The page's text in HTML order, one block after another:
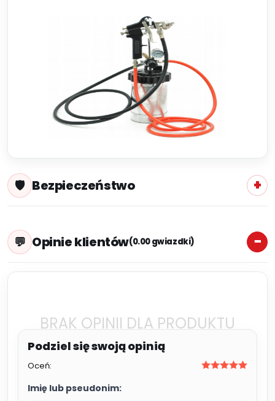
Bezpieczeństwo
Opinie klientów(0.00 gwiazdki)
BRAK OPINII DLA PRODUKTU
Oceń:
Imię lub pseudonim: